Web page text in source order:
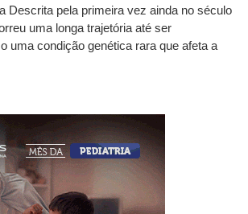
Descrita pela primeira vez ainda no século
uma longa trajetória até ser
uma condição genética rara que afeta a